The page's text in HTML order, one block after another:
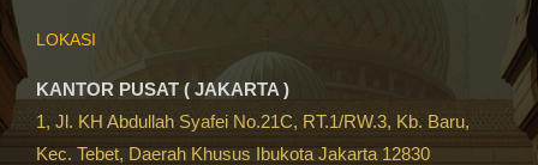
LOKASI
KANTOR PUSAT ( JAKARTA )
1, Jl. KH Abdullah Syafei No.21C, RT.1/RW.3, Kb. Baru,
Kec. Tebet, Daerah Khusus Ibukota Jakarta 12830